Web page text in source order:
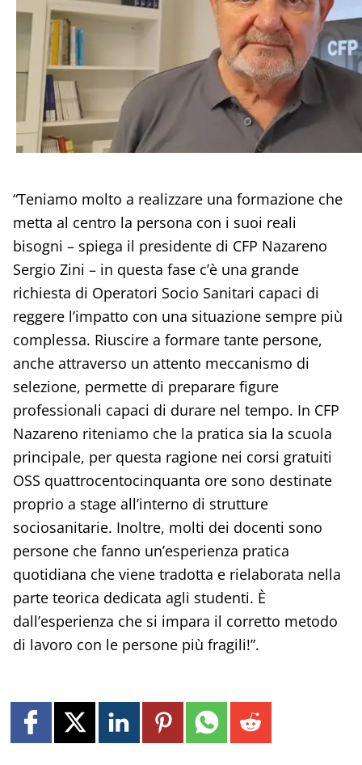
“Teniamo molto a realizzare una formazione che
metta al centro la persona con i suoi reali
bisogni – spiega il presidente di CFP Nazareno
Sergio Zini – in questa fase c’è una grande
richiesta di Operatori Socio Sanitari capaci di
reggere l’impatto con una situazione sempre più
complessa. Riuscire a formare tante persone,
anche attraverso un attento meccanismo di
selezione, permette di preparare figure
professionali capaci di durare nel tempo. In CFP
Nazareno riteniamo che la pratica sia la scuola
principale, per questa ragione nei corsi gratuiti
OSS quattrocentocinquanta ore sono destinate
proprio a stage all’interno di strutture
sociosanitarie. Inoltre, molti dei docenti sono
persone che fanno un’esperienza pratica
quotidiana che viene tradotta e rielaborata nella
parte teorica dedicata agli studenti. È
dall’esperienza che si impara il corretto metodo
di lavoro con le persone più fragili!”.